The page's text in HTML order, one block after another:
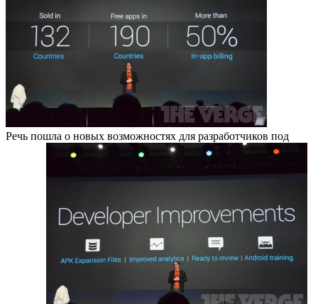
Речь пошла о новых возможностях для разработчиков под